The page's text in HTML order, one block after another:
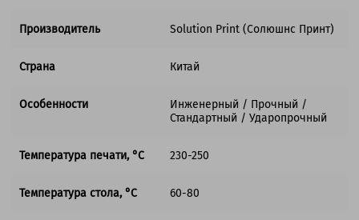
Производитель Solution Print (Солюшнс Принт)
Страна Китай
Особенности
Инженерный / Прочный /
Стандартный / Ударопрочный
Температура печати, °C 230-250
Температура стола, °C 60-80